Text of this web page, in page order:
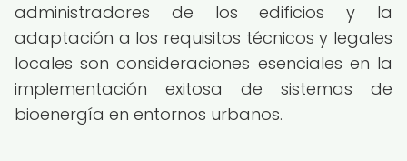
administradores de los edificios y la
adaptación a los requisitos técnicos y legales
locales son consideraciones esenciales en la
implementación exitosa de sistemas de
bioenergía en entornos urbanos.